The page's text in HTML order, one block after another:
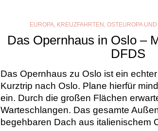
EUROPA, KREUZFAHRTEN , OSTEUROPA
Das Opernhaus in Oslo –
DFDS
Das Opernhaus zu Oslo ist ein
Kurztrip nach Oslo. Plane hierfür
ein. Durch die großen Flächen
Warteschlangen. Das gesamte
begehbaren Dach aus italienischem